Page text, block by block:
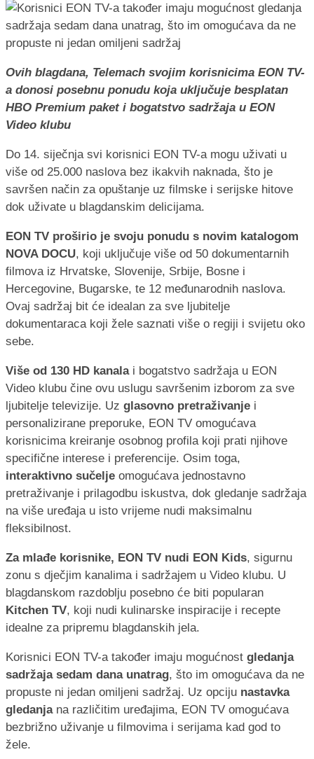
Ovih blagdana, Telemach svojim korisnicima EON TV-
a donosi posebnu ponudu koja uključuje besplatan
HBO Premium paket i bogatstvo sadržaja u EON
Video klubu
Do 14. siječnja svi korisnici EON TV-a mogu uživati u
više od 25.000 naslova bez ikakvih naknada, što je
savršen način za opuštanje uz filmske i serijske hitove
dok uživate u blagdanskim delicijama.
EON TV proširio je svoju ponudu s novim katalogom
NOVA DOCU, koji uključuje više od 50 dokumentarnih
filmova iz Hrvatske, Slovenije, Srbije, Bosne i
Hercegovine, Bugarske, te 12 međunarodnih naslova.
Ovaj sadržaj bit će idealan za sve ljubitelje
dokumentaraca koji žele saznati više o regiji i svijetu oko
sebe.
Više od 130 HD kanalai bogatstvo sadržaja u EON
Video klubu čine ovu uslugu savršenim izborom za sve
ljubitelje televizije. Uz glasovno pretraživanje i
personalizirane preporuke, EON TV omogućava
korisnicima kreiranje osobnog profila koji prati njihove
specifične interese i preferencije. Osim toga,
interaktivno sučelje omogućava jednostavno
pretraživanje i prilagodbu iskustva, dok gledanje sadržaja
na više uređaja u isto vrijeme nudi maksimalnu
fleksibilnost.
Za mlađe korisnike, EON TV nudi EON Kids, sigurnu
zonu s dječjim kanalima i sadržajem u Video klubu. U
blagdanskom razdoblju posebno će biti popularan
Kitchen TV, koji nudi kulinarske inspiracije i recepte
idealne za pripremu blagdanskih jela.
Korisnici EON TV-a također imaju mogućnost gledanja
sadržaja sedam dana unatrag, što im omogućava da ne
propuste ni jedan omiljeni sadržaj. Uz opciju nastavka
gledanjana različitim uređajima, EON TV omogućava
bezbrižno uživanje u filmovima i serijama kad god to
žele.